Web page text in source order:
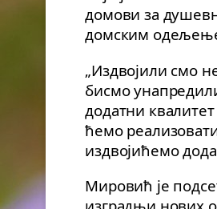
домови за
домским
„Издвојили смо
бисмо
додатни
ћемо
издвојићемо
Мировић је